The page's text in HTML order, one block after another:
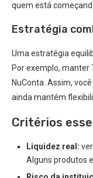
quem está
Estratégia
Uma estratégia
Por exemplo, manter
NuConta. Assim,
ainda mantém
Critérios
Liquidez real:
Alguns produtos